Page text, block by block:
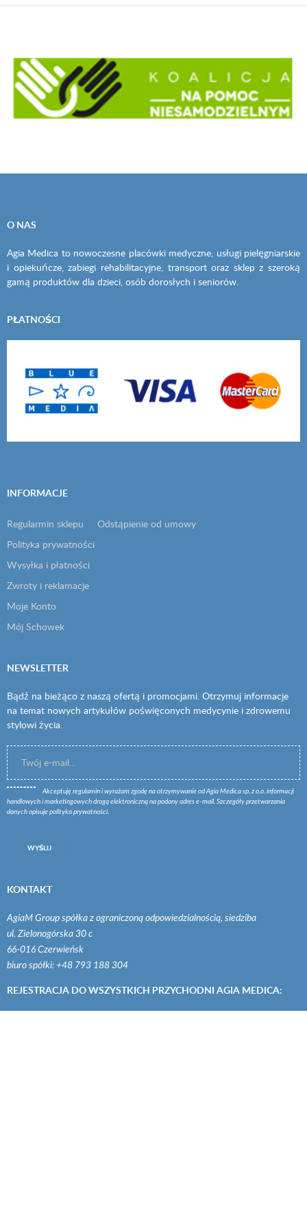
O NAS
Agia Medica to nowoczesne placówki medyczne, usługi pielęgniarskie
i opiekuńcze, zabiegi rehabilitacyjne, transport oraz sklep z szeroką
gamą produktów dla dzieci, osób dorosłych i seniorów.
PŁATNOŚCI
INFORMACJE
Regularmin sklepu
Polityka prywatności
Wysyłka i płatności
Zwroty i reklamacje
Moje Konto
Mój Schowek
Odstąpienie od umowy
NEWSLETTER
Bądź na bieżąco z naszą ofertą i promocjami. Otrzymuj informacje
na temat nowych artykułów poświęconych medycynie i zdrowemu
stylowi życia.
Akceptuję regulamin i wyrażam zgodę na otrzymywanie od Agia Medica sp. z o.o. informacji
handlowych i marketingowych drogą elektroniczną na podany adres e-mail. Szczegóły przetwarzania
danych opisuje polityka prywatności
WYŚLIJ
KONTAKT
AgiaM Group spółka z ograniczoną odpowiedzialnością, siedziba
ul. Zielonogórska 30 c
66-016 Czerwieńsk
biuro spółki: +48 793 188 304
REJESTRACJA DO WSZYSTKICH PRZYCHODNI AGIA MEDICA: